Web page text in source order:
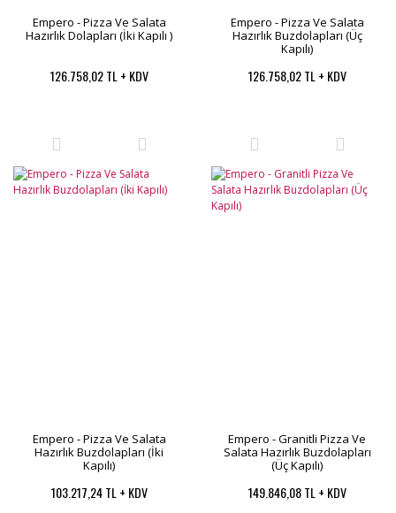
Empero - Pizza Ve Salata
Hazırlık Dolapları (İki Kapılı )
126.758,02 TL + KDV
Empero - Pizza Ve Salata
Hazırlık Buzdolapları (Üç
Kapılı)
126.758,02 TL + KDV
Empero - Pizza Ve Salata
Hazırlık Buzdolapları (İki
Kapılı)
103.217,24 TL + KDV
Empero - Granitli Pizza Ve
Salata Hazırlık Buzdolapları
(Üç Kapılı)
149.846,08 TL + KDV